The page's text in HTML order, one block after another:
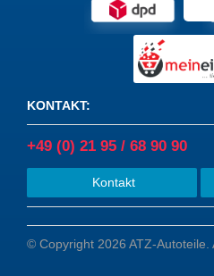
KONTAKT:
+49 (0) 21 95 / 68 90 90
Kontakt
© Copyright 2026 ATZ-